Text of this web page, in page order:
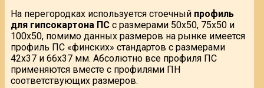
На перегородках используется стоечный профиль
для гипсокартона ПС с размерами 50х50, 75х50 и
100х50, помимо данных размеров на рынке имеется
профиль ПС «финских» стандартов с размерами
42х37 и 66х37 мм. Абсолютно все профиля ПС
применяются вместе с профилями ПН
соответствующих размеров.